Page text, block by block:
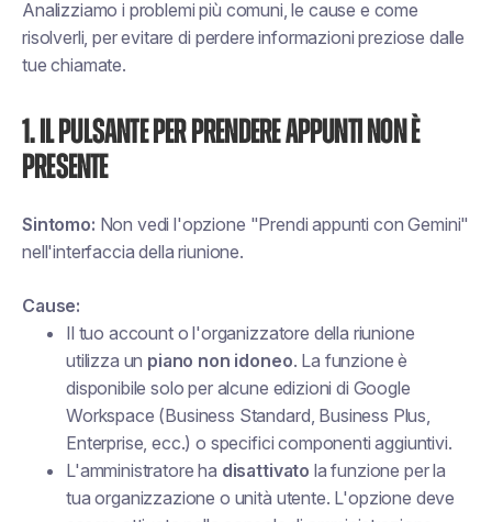
Analizziamo i problemi più comuni, le cause e come
risolverli, per evitare di perdere informazioni preziose dalle
tue chiamate.
1. Il pulsante per prendere appunti non è
presente
Sintomo: Non vedi l'opzione "Prendi appunti con Gemini"
nell'interfaccia della riunione.
Cause:
Il tuo account o l'organizzatore della riunione
utilizza un piano non idoneo. La funzione è
disponibile solo per alcune edizioni di Google
Workspace (Business Standard, Business Plus,
Enterprise, ecc.) o specifici componenti aggiuntivi.
L'amministratore ha disattivato la funzione per la
tua organizzazione o unità utente. L'opzione deve